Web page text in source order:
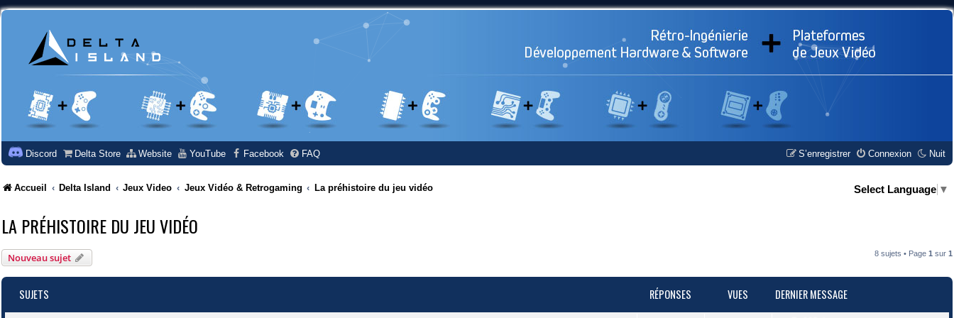
Nuit
Discord Delta Store Website YouTube Facebook FAQ Connexion
S’enregistrer
Accueil Delta Island Jeux Video Jeux Vidéo & Retrogaming La préhistoire du jeu vidéo Select Language ▼
LA PRÉHISTOIRE DU JEU VIDÉO
Nouveau sujet 8 sujets • Page 1 sur 1
SUJETS RÉPONSES VUES DERNIER MESSAGE